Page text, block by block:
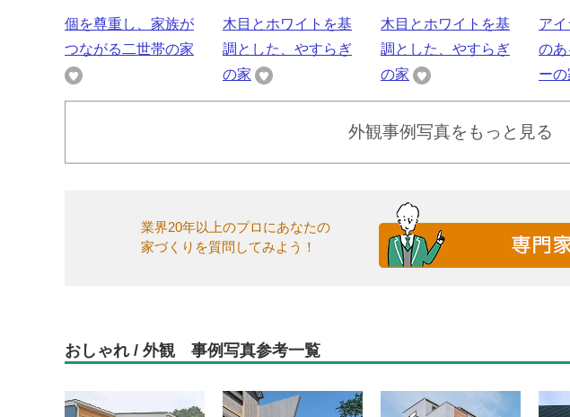
個を尊重し、家族が
つながる二世帯の家
木目とホワイトを基
調とした、やすらぎ
の家
木目とホワイトを基
調とした、やすらぎ
の家
ア
のあ
ーの
外観事例写真をもっと見る
業界20年以上のプロにあなたの
家づくりを質問してみよう！
おしゃれ / 外観 事例写真参考一覧